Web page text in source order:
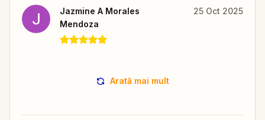
Jazmine A Morales
Mendoza
25 Oct 2025
Arată mai mult